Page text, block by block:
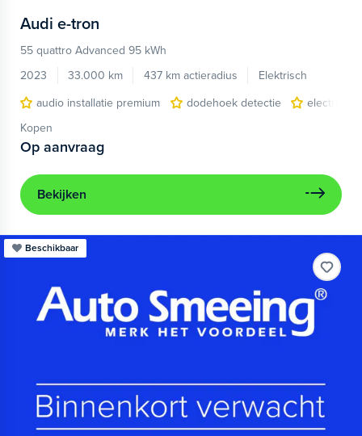
Audi e-tron
55 quattro Advanced 95 kWh
2023
33.000 km 437 km actieradius
Elektrisch
audio installatie premium
dodehoek detectie
electronic
Kopen
Op aanvraag
Bekijken
Beschikbaar